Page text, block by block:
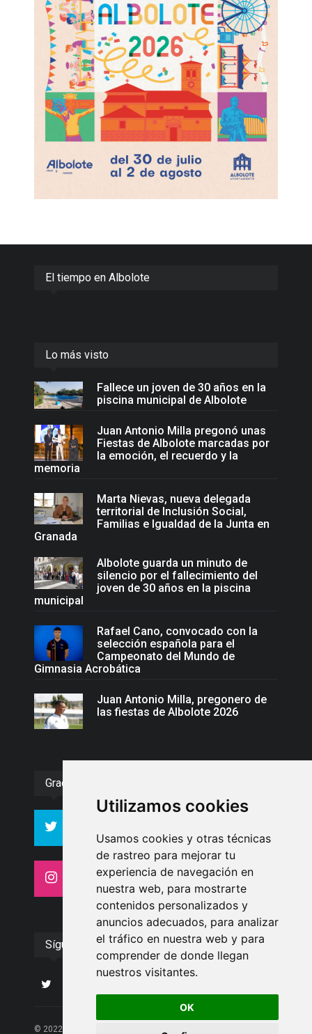
Utilizamos cookies
Usamos cookies y otras técnicas
de rastreo para mejorar tu
experiencia de navegación en
nuestra web, para mostrarte
contenidos personalizados y
anuncios adecuados, para analizar
el tráfico en nuestra web y para
comprender de donde llegan
nuestros visitantes.
OK
El tiempo en Albolote
Lo más visto
Fallece un joven de 30 años en la
piscina municipal de Albolote
Juan Antonio Milla pregonó unas
Fiestas de Albolote marcadas por
la emoción, el recuerdo y la
memoria
Marta Nievas, nueva delegada
territorial de Inclusión Social,
Familias e Igualdad de la Junta en
Granada
Albolote guarda un minuto de
silencio por el fallecimiento del
joven de 30 años en la piscina
municipal
Rafael Cano, convocado con la
selección española para el
Campeonato del Mundo de
Gimnasia Acrobática
Juan Antonio Milla, pregonero de
las fiestas de Albolote 2026
Gracias :)
Seguidores
Seguidores
4413
Seguidores
26
Seguidores
Síguenos
© 2022 Albolote Información | 958 468 669 | Email: